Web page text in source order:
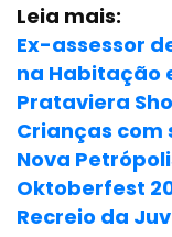
Leia mais:
Ex-assessor
na Habitação
Prataviera
Crianças com
Nova
Oktoberfest
Recreio da